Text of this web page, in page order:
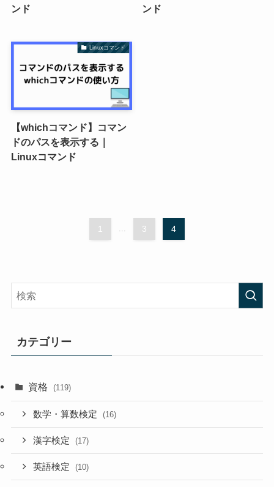
ンド
ンド
Linuxコマンド
【whichコマンド】コマン
ドのパスを表示する｜
Linuxコマンド
1 3 4
カテゴリー
資格 (119)
数学・算数検定 (16)
漢字検定 (17)
英語検定 (10)